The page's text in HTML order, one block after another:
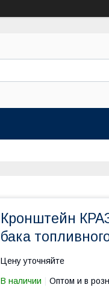
Кронштейн
бака
Цену уточняйте
В наличии Оптом и в